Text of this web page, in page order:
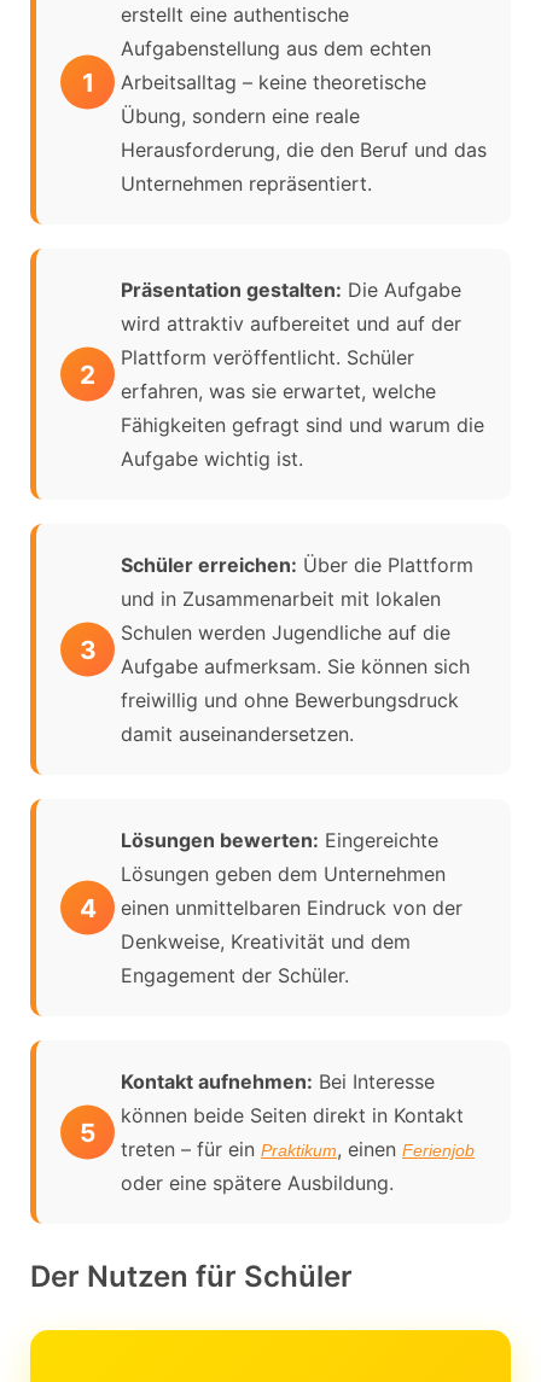
erstellt eine authentische
Aufgabenstellung aus dem echten
Arbeitsalltag – keine theoretische
Übung, sondern eine reale
Herausforderung, die den Beruf und das
Unternehmen repräsentiert.
Präsentation gestalten: Die Aufgabe
wird attraktiv aufbereitet und auf der
Plattform veröffentlicht. Schüler
erfahren, was sie erwartet, welche
Fähigkeiten gefragt sind und warum die
Aufgabe wichtig ist.
Schüler erreichen: Über die Plattform
und in Zusammenarbeit mit lokalen
Schulen werden Jugendliche auf die
Aufgabe aufmerksam. Sie können sich
freiwillig und ohne Bewerbungsdruck
damit auseinandersetzen.
Lösungen bewerten: Eingereichte
Lösungen geben dem Unternehmen
einen unmittelbaren Eindruck von der
Denkweise, Kreativität und dem
Engagement der Schüler.
Kontakt aufnehmen: Bei Interesse
können beide Seiten direkt in Kontakt
treten – für ein Praktikum, einen Ferienjob
oder eine spätere Ausbildung.
Der Nutzen für Schüler